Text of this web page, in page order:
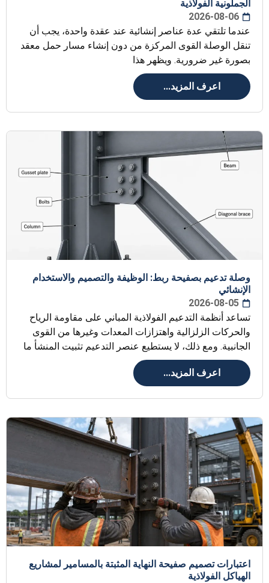
الجملونية الفولاذية
2026-08-06
عندما تلتقي عدة عناصر إنشائية عند عقدة واحدة، يجب أن
تنقل الوصلة القوى المركزة من دون إنشاء مسار حمل معقد
بصورة غير ضرورية. ويظهر هذا
اعرف المزيد...
وصلة تدعيم بصفيحة ربط: الوظيفة والتصميم والاستخدام
الإنشائي
2026-08-05
تساعد أنظمة التدعيم الفولاذية المباني على مقاومة الرياح
والحركات الزلزالية واهتزازات المعدات وغيرها من القوى
الجانبية. ومع ذلك، لا يستطيع عنصر التدعيم تثبيت المنشأ ما
اعرف المزيد...
اعتبارات تصميم صفيحة النهاية المثبتة بالمسامير لمشاريع
الهياكل الفولاذية